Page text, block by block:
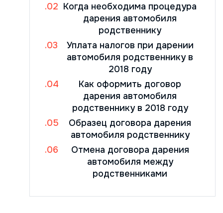
Когда необходима процедура
дарения автомобиля
родственнику
Уплата налогов при дарении
автомобиля родственнику в
2018 году
Как оформить договор
дарения автомобиля
родственнику в 2018 году
Образец договора дарения
автомобиля родственнику
Отмена договора дарения
автомобиля между
родственниками